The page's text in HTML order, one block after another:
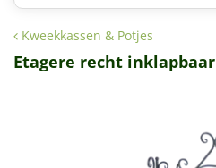
Kweekkassen & Potjes
Etagere recht inklapbaar